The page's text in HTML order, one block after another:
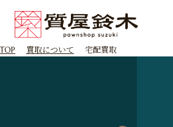
TOP 買取について 宅配買取